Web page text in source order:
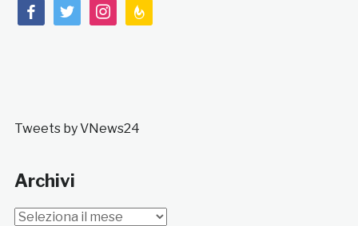
facebooktwitterinstagramfeedburner
Tweets by VNews24
Archivi
Archivi